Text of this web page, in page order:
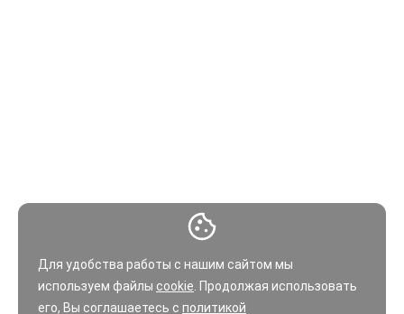
Для удобства работы с нашим сайтом мы
используем файлы cookie . Продолжая использовать
его, Вы соглашаетесь с политикой